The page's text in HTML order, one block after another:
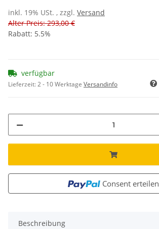
inkl. 19% USt. , zzgl. Versand
Alter Preis: 293,00 €
Rabatt: 5.5%
verfügbar
Lieferzeit:2 - 10 Werktage Versandinfo
Consent erteilen
Beschreibung